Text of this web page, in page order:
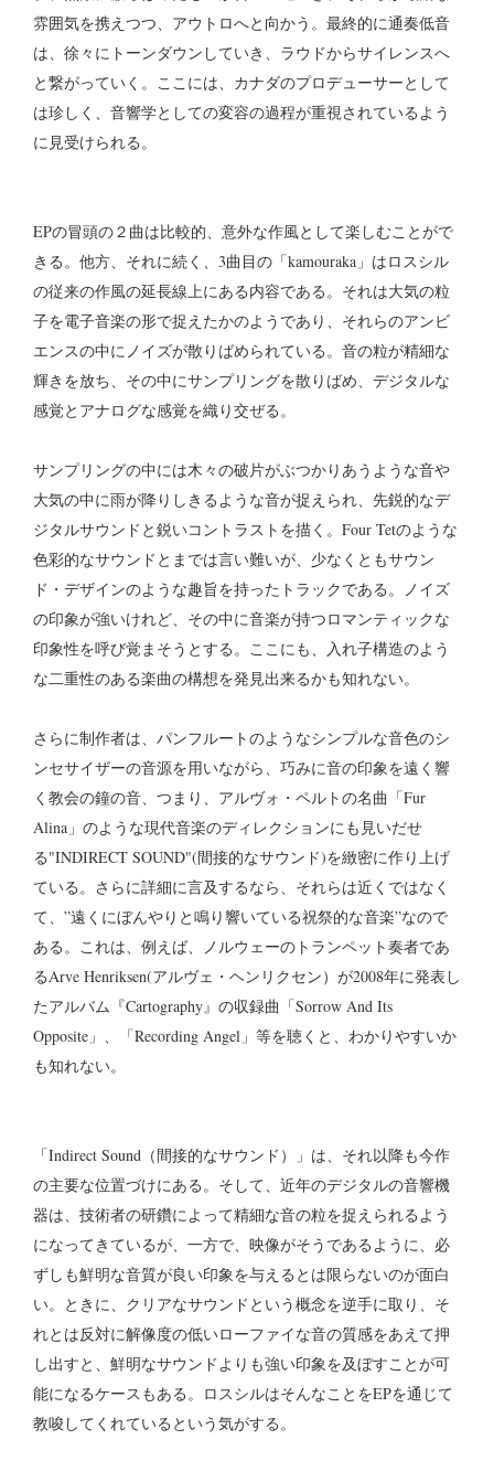
雰囲気を携えつつ、アウトロへと向かう。最終的に通奏低音
は、徐々にトーンダウンしていき、ラウドからサイレンスへ
と繋がっていく。ここには、カナダのプロデューサーとして
は珍しく、音響学としての変容の過程が重視されているよう
に見受けられる。
EPの冒頭の２曲は比較的、意外な作風として楽しむことがで
きる。他方、それに続く、3曲目の「kamouraka」はロスシル
の従来の作風の延長線上にある内容である。それは大気の粒
子を電子音楽の形で捉えたかのようであり、それらのアンビ
エンスの中にノイズが散りばめられている。音の粒が精細な
輝きを放ち、その中にサンプリングを散りばめ、デジタルな
感覚とアナログな感覚を織り交ぜる。
サンプリングの中には木々の破片がぶつかりあうような音や
大気の中に雨が降りしきるような音が捉えられ、先鋭的なデ
ジタルサウンドと鋭いコントラストを描く。Four Tetのような
色彩的なサウンドとまでは言い難いが、少なくともサウン
ド・デザインのような趣旨を持ったトラックである。ノイズ
の印象が強いけれど、その中に音楽が持つロマンティックな
印象性を呼び覚まそうとする。ここにも、入れ子構造のよう
な二重性のある楽曲の構想を発見出来るかも知れない。
さらに制作者は、パンフルートのようなシンプルな音色のシ
ンセサイザーの音源を用いながら、巧みに音の印象を遠く響
く教会の鐘の音、つまり、アルヴォ・ペルトの名曲「Fur
Alina」のような現代音楽のディレクションにも見いだせ
る"INDIRECT SOUND"(間接的なサウンド)を緻密に作り上げ
ている。さらに詳細に言及するなら、それらは近くではなく
て、”遠くにぼんやりと鳴り響いている祝祭的な音楽”なので
ある。これは、例えば、ノルウェーのトランペット奏者であ
るArve Henriksen(アルヴェ・ヘンリクセン）が2008年に発表し
たアルバム『Cartography』の収録曲「Sorrow And Its
Opposite」、「Recording Angel」等を聴くと、わかりやすいか
も知れない。
「Indirect Sound（間接的なサウンド）」は、それ以降も今作
の主要な位置づけにある。そして、近年のデジタルの音響機
器は、技術者の研鑽によって精細な音の粒を捉えられるよう
になってきているが、一方で、映像がそうであるように、必
ずしも鮮明な音質が良い印象を与えるとは限らないのが面白
い。ときに、クリアなサウンドという概念を逆手に取り、そ
れとは反対に解像度の低いローファイな音の質感をあえて押
し出すと、鮮明なサウンドよりも強い印象を及ぼすことが可
能になるケースもある。ロスシルはそんなことをEPを通じて
教唆してくれているという気がする。